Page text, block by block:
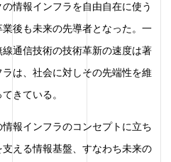
情報インフラを自由自在に使う
後も未来の先導者となった。一
通信技術の技術革新の速度は著
は、社会に対しその先端性を維
きている。
報インフラのコンセプトに立ち
える情報基盤、すなわち未来の